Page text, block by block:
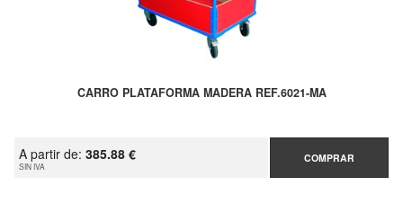
CARRO PLATAFORMA MADERA REF.6021-MA
A partir de: 385.88 €
SIN IVA
COMPRAR